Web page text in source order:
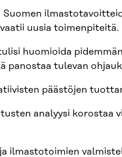
uusia
huomioida
panostaa tulevan
päästöjen
analyysi korostaa
ilmastotoimien